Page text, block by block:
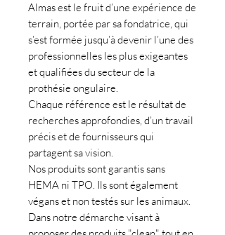
Almas est le fruit d’une expérience de
terrain, portée par sa fondatrice, qui
s’est formée jusqu’à devenir l’une des
professionnelles les plus exigeantes
et qualifiées du secteur de la
prothésie ongulaire.
Chaque référence est le résultat de
recherches approfondies, d’un travail
précis et de fournisseurs qui
partagent sa vision.
Nos produits sont garantis sans
HEMA ni TPO. Ils sont également
végans et non testés sur les animaux.
Dans notre démarche visant à